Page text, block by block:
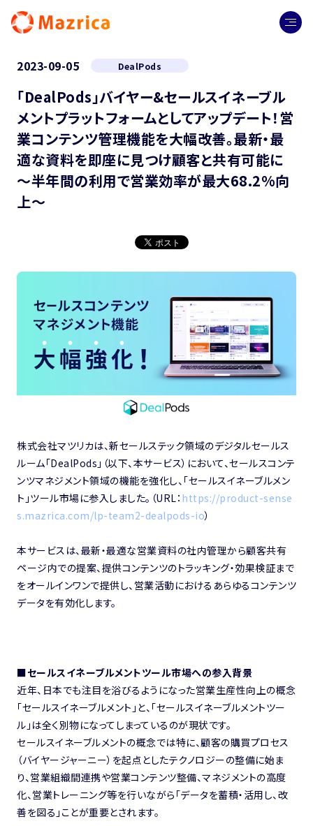
2023-09-05 DealPods
「DealPods」バイヤー&セールスイネーブル
メントプラットフォームとしてアップデート！営
業コンテンツ管理機能を大幅改善。最新・最
適な資料を即座に見つけ顧客と共有可能に
～半年間の利用で営業効率が最大68.2%向
上～
株式会社マツリカは、新セールステック領域のデジタルセールス
ルーム「DealPods」（以下、本サービス）において、セールスコンテ
ンツマネジメント領域の機能を強化し、「セールスイネーブルメン
ト」ツール市場に参入しました。（URL： https://product-sense
s.mazrica.com/lp-team2-dealpods-io）
本サービスは、最新・最適な営業資料の社内管理から顧客共有
ページ内での提案、提供コンテンツのトラッキング・効果検証まで
をオールインワンで提供し、営業活動におけるあらゆるコンテンツ
データを有効化します。
■セールスイネーブルメントツール市場への参入背景
近年、日本でも注目を浴びるようになった営業生産性向上の概念
「セールスイネーブルメント」と、「セールスイネーブルメントツー
ル」は全く別物になってしまっているのが現状です。
セールスイネーブルメントの概念では特に、顧客の購買プロセス
（バイヤージャーニー）を起点としたテクノロジーの整備に始ま
り、営業組織間連携や営業コンテンツ整備、マネジメントの高度
化、営業トレーニング等を行いながら「データを蓄積・活用し、改
善を図る」ことが重要とされます。